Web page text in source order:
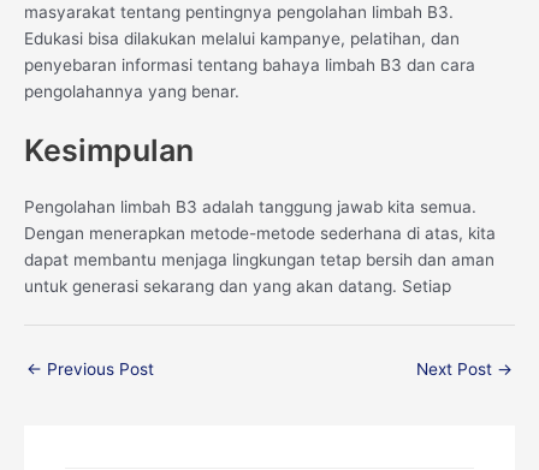
masyarakat tentang pentingnya pengolahan limbah B3.
Edukasi bisa dilakukan melalui kampanye, pelatihan, dan
penyebaran informasi tentang bahaya limbah B3 dan cara
pengolahannya yang benar.
Kesimpulan
Pengolahan limbah B3 adalah tanggung jawab kita semua.
Dengan menerapkan metode-metode sederhana di atas, kita
dapat membantu menjaga lingkungan tetap bersih dan aman
untuk generasi sekarang dan yang akan datang. Setiap
← Previous Post Next Post →